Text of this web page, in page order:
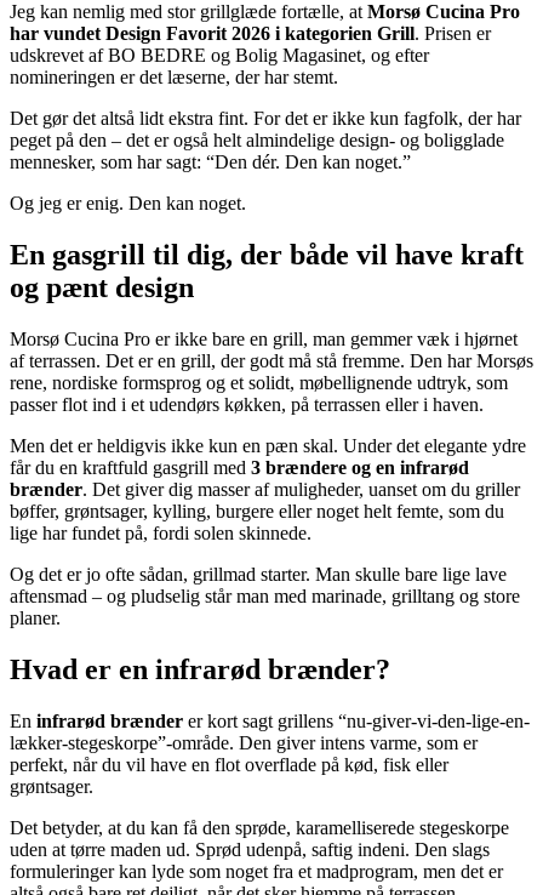
Jeg kan nemlig med stor grillglæde fortælle, at Morsø Cucina Pro
har vundet Design Favorit 2026 i kategorien Grill. Prisen er
udskrevet af BO BEDRE og Bolig Magasinet, og efter
nomineringen er det læserne, der har stemt.
Det gør det altså lidt ekstra fint. For det er ikke kun fagfolk, der har
peget på den – det er også helt almindelige design- og boligglade
mennesker, som har sagt: “Den dér. Den kan noget.”
Og jeg er enig. Den kan noget.
En gasgrill til dig, der både vil have kraft
og pænt design
Morsø Cucina Pro er ikke bare en grill, man gemmer væk i hjørnet
af terrassen. Det er en grill, der godt må stå fremme. Den har Morsøs
rene, nordiske formsprog og et solidt, møbellignende udtryk, som
passer flot ind i et udendørs køkken, på terrassen eller i haven.
Men det er heldigvis ikke kun en pæn skal. Under det elegante ydre
får du en kraftfuld gasgrill med 3 brændere og en infrarød
brænder. Det giver dig masser af muligheder, uanset om du griller
bøffer, grøntsager, kylling, burgere eller noget helt femte, som du
lige har fundet på, fordi solen skinnede.
Og det er jo ofte sådan, grillmad starter. Man skulle bare lige lave
aftensmad – og pludselig står man med marinade, grilltang og store
planer.
Hvad er en infrarød brænder?
En infrarød brænder er kort sagt grillens “nu-giver-vi-den-lige-en-
lækker-stegeskorpe”-område. Den giver intens varme, som er
perfekt, når du vil have en flot overflade på kød, fisk eller
grøntsager.
Det betyder, at du kan få den sprøde, karamelliserede stegeskorpe
uden at tørre maden ud. Sprød udenpå, saftig indeni. Den slags
formuleringer kan lyde som noget fra et madprogram, men det er